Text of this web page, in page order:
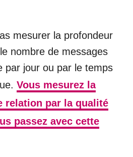
mesurer la profondeur
nombre de messages
par jour ou par le temps
Vous mesurez la
relation par la qualité
passez avec cette